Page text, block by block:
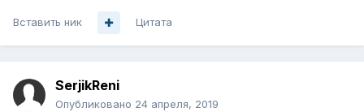
Вставить ник Цитата
SerjikReni
Опубликовано 24 апреля, 2019